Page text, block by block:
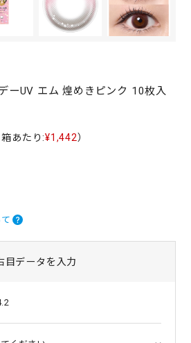
ーUV エム 煌めきピンク 10枚入
箱あたり:¥1,442）
目データを入力